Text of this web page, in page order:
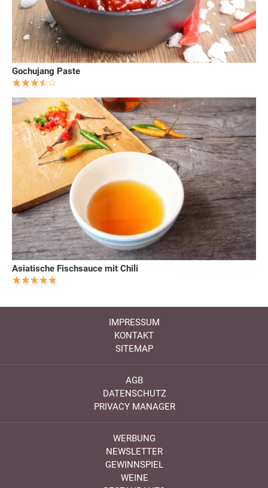
Gochujang Paste
Asiatische Fischsauce mit Chili
IMPRESSUM
KONTAKT
SITEMAP
AGB
DATENSCHUTZ
PRIVACY MANAGER
WERBUNG
NEWSLETTER
GEWINNSPIEL
WEINE